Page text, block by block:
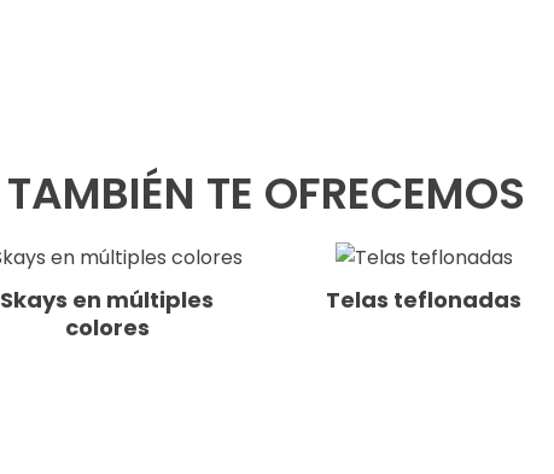
TAMBIÉN TE OFRECEMOS
Skays en múltiples
colores
Telas teflonadas